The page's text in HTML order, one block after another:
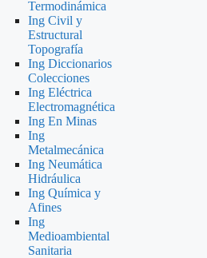
Termodinámica
Ing Civil y
Estructural
Topografía
Ing Diccionarios
Colecciones
Ing Eléctrica
Electromagnética
Ing En Minas
Ing
Metalmecánica
Ing Neumática
Hidráulica
Ing Química y
Afines
Ing
Medioambiental
Sanitaria